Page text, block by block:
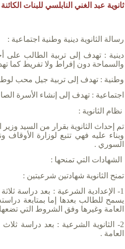
ثانوية عبد الغني النابلسي للبنات
رسالة الثانوية دينية وطنية اجتماعية :
دينية : تهدف إلى تربية الطالب على
والسماحة دون إفراط ولا تفريط كما
وطنية : تهدف إلى تربية جيل محب
اجتماعية : تهدف إلى إنشاء الأسرة
نظام الثانوية :
وبناء عليه فهي تتبع لوزارة
السوري .
الشهادات التي تمنحها :
تمنح الثانوية شهادتين شرعيتين :
1- الإعدادية الشرعية : بعد دراسة
يسمح للطالب بعدها إما بمتابعة
العامة وغيرها وفق الشروط التي تضعها
2- الثانوية الشرعية : بعد دراسة
العامة .